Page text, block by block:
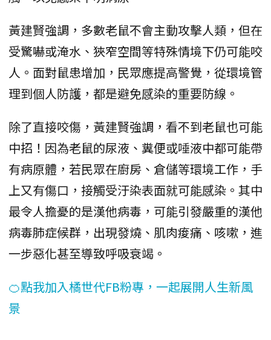
黃建賢強調，多數老鼠不會主動攻擊人類，但在
受驚嚇或淹水、狹窄空間等特殊情境下仍可能咬
人。面對鼠患增加，民眾應提高警覺，從環境管
理到個人防護，都是避免感染的重要防線。
除了直接咬傷，黃建賢強調，看不到老鼠也可能
中招！因為老鼠的尿液、糞便或唾液中都可能帶
有病原體，若民眾在廚房、倉儲等環境工作，手
上又有傷口，接觸受汙染表面就可能感染。其中
最令人擔憂的是漢他病毒，可能引發嚴重的漢他
病毒肺症候群，出現發燒、肌肉痠痛、咳嗽，進
一步惡化甚至導致呼吸衰竭。
🍊點我加入橘世代FB粉專，一起展開人生新風
景